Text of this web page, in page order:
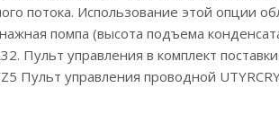
потока. Использование этой опции
помпа (высота подъема
Пульт управления в комплект
Пульт управления проводной